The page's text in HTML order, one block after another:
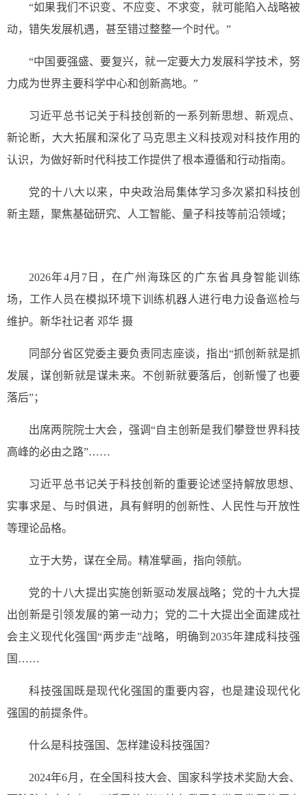
“如果我们不识变、不应变、不求变，就可能陷入战略被
动，错失发展机遇，甚至错过整整一个时代。”
“中国要强盛、要复兴，就一定要大力发展科学技术，努
力成为世界主要科学中心和创新高地。”
习近平总书记关于科技创新的一系列新思想、新观点、
新论断，大大拓展和深化了马克思主义科技观对科技作用的
认识，为做好新时代科技工作提供了根本遵循和行动指南。
党的十八大以来，中央政治局集体学习多次紧扣科技创
新主题，聚焦基础研究、人工智能、量子科技等前沿领域；
2026年4月7日，在广州海珠区的广东省具身智能训练
场，工作人员在模拟环境下训练机器人进行电力设备巡检与
维护。新华社记者 邓华 摄
同部分省区党委主要负责同志座谈，指出“抓创新就是抓
发展，谋创新就是谋未来。不创新就要落后，创新慢了也要
落后”；
出席两院院士大会，强调“自主创新是我们攀登世界科技
高峰的必由之路”……
习近平总书记关于科技创新的重要论述坚持解放思想、
实事求是、与时俱进，具有鲜明的创新性、人民性与开放性
等理论品格。
立于大势，谋在全局。精准擘画，指向领航。
党的十八大提出实施创新驱动发展战略；党的十九大提
出创新是引领发展的第一动力；党的二十大提出全面建成社
会主义现代化强国“两步走”战略，明确到2035年建成科技强
国……
科技强国既是现代化强国的重要内容，也是建设现代化
强国的前提条件。
什么是科技强国、怎样建设科技强国？
2024年6月，在全国科技大会、国家科学技术奖励大会、